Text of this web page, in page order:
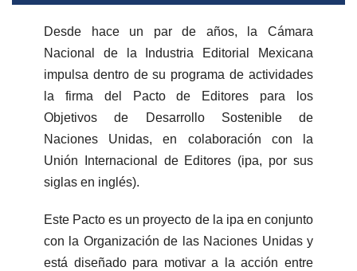
Desde hace un par de años, la Cámara
Nacional de la Industria Editorial Mexicana
impulsa dentro de su programa de actividades
la firma del Pacto de Editores para los
Objetivos de Desarrollo Sostenible de
Naciones Unidas, en colaboración con la
Unión Internacional de Editores (ipa, por sus
siglas en inglés).
Este Pacto es un proyecto de la ipa en conjunto
con la Organización de las Naciones Unidas y
está diseñado para motivar a la acción entre